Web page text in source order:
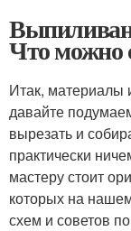
Что можно
Итак, материалы
давайте
вырезать и
практически
мастеру стоит
которых на
схем и советов